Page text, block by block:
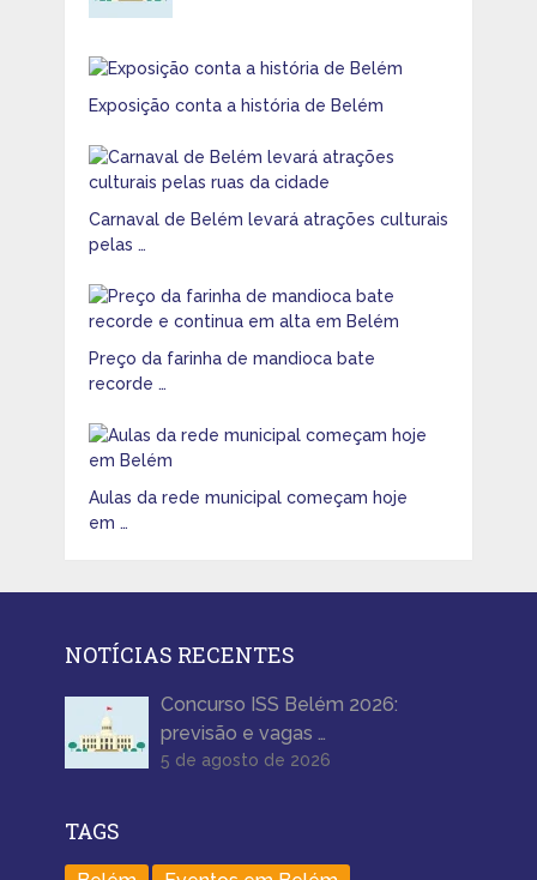
Exposição conta a história de Belém
Carnaval de Belém levará atrações culturais
pelas …
Preço da farinha de mandioca bate
recorde …
Aulas da rede municipal começam hoje
em …
NOTÍCIAS RECENTES
Concurso ISS Belém 2026:
previsão e vagas …
5 de agosto de 2026
TAGS